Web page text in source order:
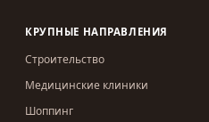
КРУПНЫЕ НАПРАВЛЕНИЯ
Строительство
Медицинские клиники
Шоппинг